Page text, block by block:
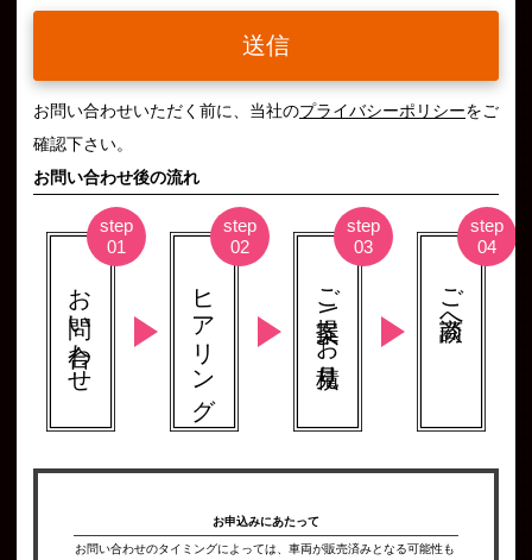
送信
お問い合わせいただく前に、当社のプライバシーポリシーをご
確認下さい。
お問い合わせ後の流れ
お問い合わせ ヒアリング ご提案 \ お見積り ご商談へ
お申込みにあたって
お問い合わせのタイミングによっては、車両が販売済みとなる可能性も